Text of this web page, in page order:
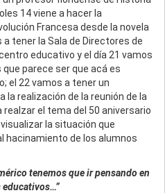
14 viene a hacer la
Francesa desde la novela
tener la Sala de Directores de
educativo y el día 21 vamos
que parece ser que acá es
el 22 vamos a tener un
la realización de la reunión de la
realzar el tema del 50 aniversario
la situación que
hacinamiento de los alumnos
tenemos que ir pensando en